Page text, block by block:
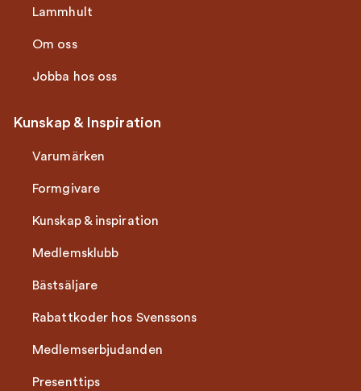
Lammhult
Om oss
Jobba hos oss
Kunskap & Inspiration
Varumärken
Formgivare
Kunskap & inspiration
Medlemsklubb
Bästsäljare
Rabattkoder hos Svenssons
Medlemserbjudanden
Presenttips